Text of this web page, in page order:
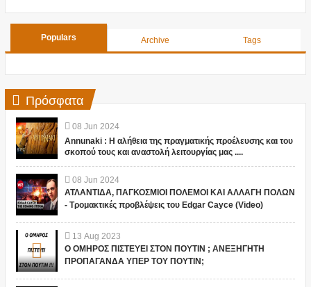
Populars Archive Tags
Πρόσφατα
08 Jun 2024
Annunaki : Η αλήθεια της πραγματικής προέλευσης και του
σκοπού τους και αναστολή λειτουργίας μας ....
08 Jun 2024
ΑΤΛΑΝΤΙΔΑ, ΠΑΓΚΟΣΜΙΟΙ ΠΟΛΕΜΟΙ ΚΑΙ ΑΛΛΑΓΗ ΠΟΛΩΝ
- Τρομακτικές προβλέψεις του Edgar Cayce (Video)
13 Aug 2023
Ο ΟΜΗΡΟΣ ΠΙΣΤΕΥΕΙ ΣΤΟΝ ΠΟΥΤΙΝ ; ΑΝΕΞΗΓΗΤΗ
ΠΡΟΠΑΓΑΝΔΑ ΥΠΕΡ ΤΟΥ ΠΟΥΤΙΝ;